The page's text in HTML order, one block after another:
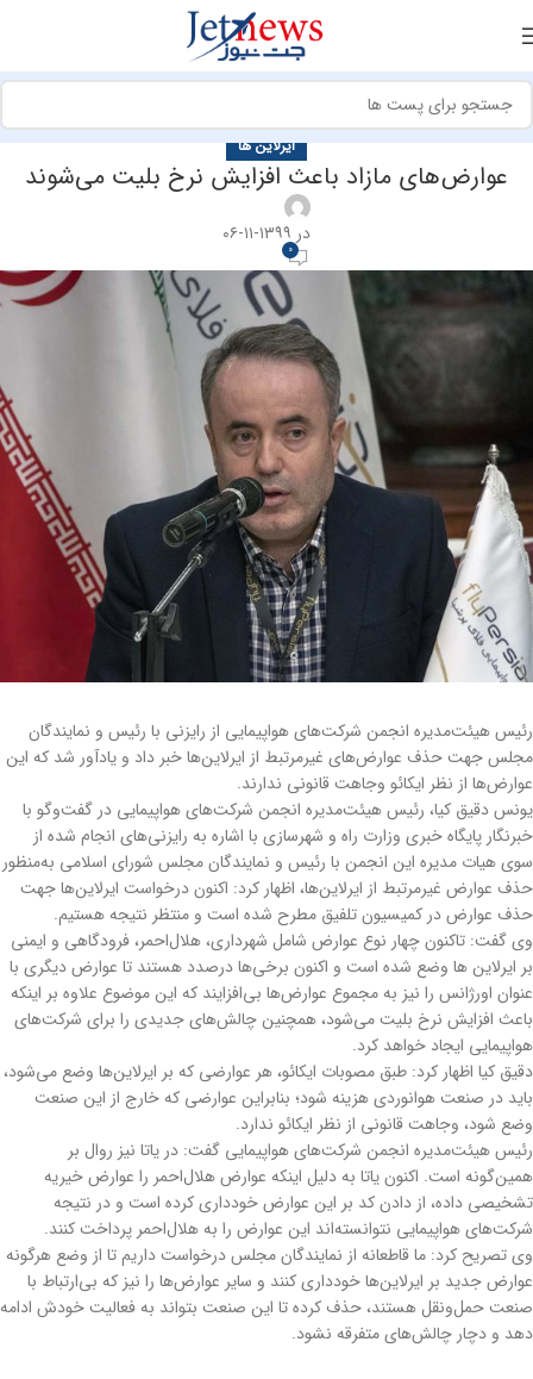
ایرلاین ها
عوارض‌های مازاد باعث افزایش نرخ بلیت می‌شوند
در ۱۳۹۹-۱۱-۰۶
0
رئیس هیئت‌مدیره انجمن شرکت‌های هواپیمایی از رایزنی با رئیس و نمایندگان
مجلس جهت حذف عوارض‌های غیرمرتبط از ایرلاین‌ها خبر داد و یادآور شد که این
عوارض‌ها از نظر ایکائو وجاهت قانونی ندارند.
یونس دقیق کیا، رئیس هیئت‌مدیره انجمن شرکت‌های هواپیمایی در گفت‌وگو با
خبرنگار پایگاه خبری وزارت راه و شهرسازی با اشاره به رایزنی‌های انجام شده از
سوی هیات مدیره این انجمن با رئیس و نمایندگان مجلس شورای اسلامی به‌منظور
حذف عوارض غیرمرتبط از ایرلاین‌ها، اظهار کرد: اکنون درخواست ایرلاین‌ها جهت
حذف عوارض در کمیسیون تلفیق مطرح شده است و منتظر نتیجه هستیم.
وی گفت: تاکنون چهار نوع عوارض شامل شهرداری، هلال‌احمر، فرودگاهی و ایمنی
بر ایرلاین ها وضع شده است و اکنون برخی‌ها درصدد هستند تا عوارض دیگری با
عنوان اورژانس را نیز به مجموع عوارض‌ها بی‌افزایند که این موضوع علاوه بر اینکه
باعث افزایش نرخ بلیت می‌شود، همچنین چالش‌های جدیدی را برای شرکت‌های
هواپیمایی ایجاد خواهد کرد.
دقیق کیا اظهار کرد: طبق مصوبات ایکائو، هر عوارضی که بر ایرلاین‌ها وضع می‌شود،
باید در صنعت هوانوردی هزینه شود؛ بنابراین عوارضی که خارج از این صنعت
وضع شود، وجاهت قانونی از نظر ایکائو ندارد.
رئیس هیئت‌مدیره انجمن شرکت‌های هواپیمایی گفت: در یاتا نیز روال بر
همین‌گونه است. اکنون یاتا به دلیل اینکه عوارض هلال‌احمر را عوارض خیریه
تشخیصی داده، از دادن کد بر این عوارض خودداری کرده است و در نتیجه
شرکت‌های هواپیمایی نتوانسته‌اند این عوارض را به هلال‌احمر پرداخت کنند.
وی تصریح کرد: ما قاطعانه از نمایندگان مجلس درخواست داریم تا از وضع هرگونه
عوارض جدید بر ایرلاین‌ها خودداری کنند و سایر عوارض‌ها را نیز که بی‌ارتباط با
صنعت حمل‌ونقل هستند، حذف کرده تا این صنعت بتواند به فعالیت خودش ادامه
دهد و دچار چالش‌های متفرقه نشود.